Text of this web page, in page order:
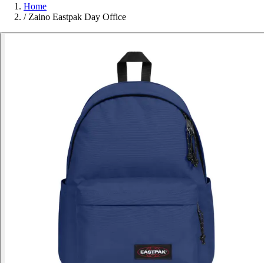
Home
/ Zaino Eastpak Day Office